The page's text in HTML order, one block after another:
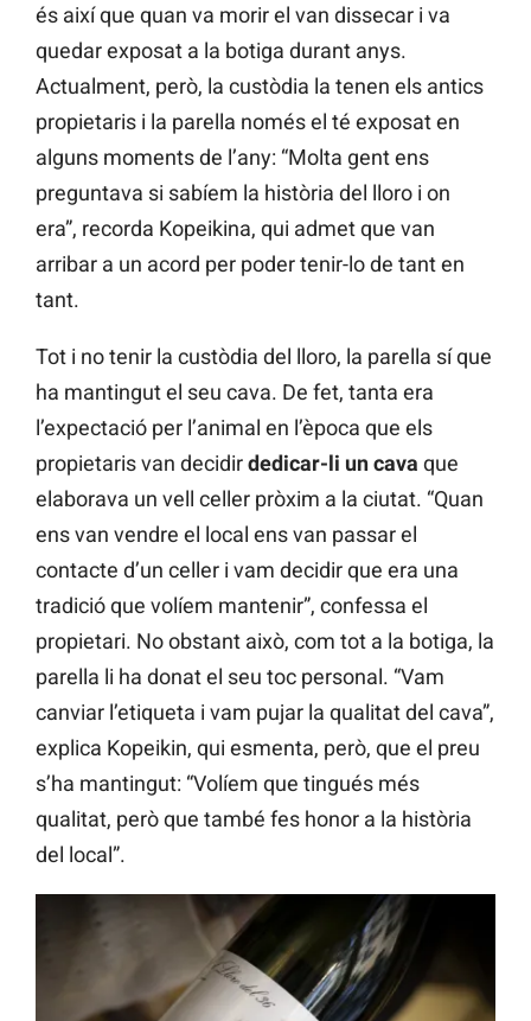
és així que quan va morir el van dissecar i va
quedar exposat a la botiga durant anys.
Actualment, però, la custòdia la tenen els antics
propietaris i la parella només el té exposat en
alguns moments de l’any: “Molta gent ens
preguntava si sabíem la història del lloro i on
era”, recorda Kopeikina, qui admet que van
arribar a un acord per poder tenir-lo de tant en
tant.
Tot i no tenir la custòdia del lloro, la parella sí que
ha mantingut el seu cava. De fet, tanta era
l’expectació per l’animal en l’època que els
propietaris van decidirdedicar-li un cava que
elaborava un vell celler pròxim a la ciutat. “Quan
ens van vendre el local ens van passar el
contacte d’un celler i vam decidir que era una
tradició que volíem mantenir”, confessa el
propietari. No obstant això, com tot a la botiga, la
parella li ha donat el seu toc personal. “Vam
canviar l’etiqueta i vam pujar la qualitat del cava”,
explica Kopeikin, qui esmenta, però, que el preu
s’ha mantingut: “Volíem que tingués més
qualitat, però que també fes honor a la història
del local”.